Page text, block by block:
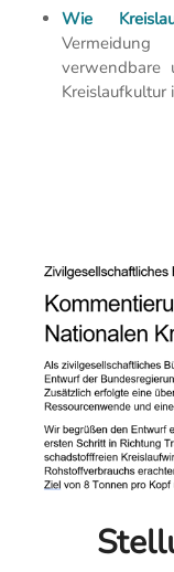
Wie
verwendbare